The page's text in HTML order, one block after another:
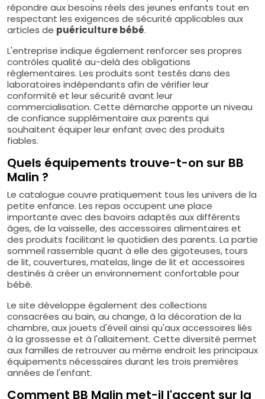
répondre aux besoins réels des jeunes enfants tout en
respectant les exigences de sécurité applicables aux
articles de puériculture bébé.
L'entreprise indique également renforcer ses propres
contrôles qualité au-delà des obligations
réglementaires. Les produits sont testés dans des
laboratoires indépendants afin de vérifier leur
conformité et leur sécurité avant leur
commercialisation. Cette démarche apporte un niveau
de confiance supplémentaire aux parents qui
souhaitent équiper leur enfant avec des produits
fiables.
Quels équipements trouve-t-on sur BB
Malin ?
Le catalogue couvre pratiquement tous les univers de la
petite enfance. Les repas occupent une place
importante avec des bavoirs adaptés aux différents
âges, de la vaisselle, des accessoires alimentaires et
des produits facilitant le quotidien des parents. La partie
sommeil rassemble quant à elle des gigoteuses, tours
de lit, couvertures, matelas, linge de lit et accessoires
destinés à créer un environnement confortable pour
bébé.
Le site développe également des collections
consacrées au bain, au change, à la décoration de la
chambre, aux jouets d'éveil ainsi qu'aux accessoires liés
à la grossesse et à l'allaitement. Cette diversité permet
aux familles de retrouver au même endroit les principaux
équipements nécessaires durant les trois premières
années de l'enfant.
Comment BB Malin met-il l'accent sur la